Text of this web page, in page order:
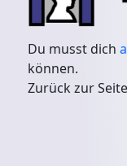
Du musst dich
können.
Zurück zur Seite